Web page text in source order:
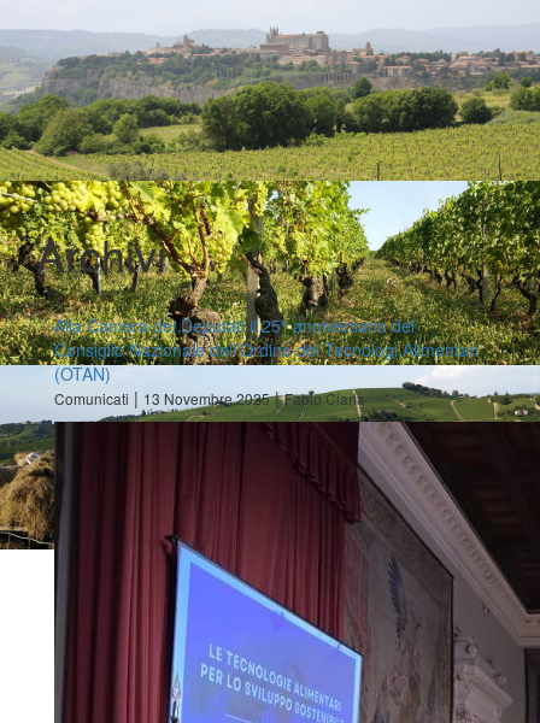
Archivi
Alla Camera dei Deputati il 25° anniversario del
Consiglio Nazionale dell’Ordine dei Tecnologi Alimentari
(OTAN)
Comunicati | 13 Novembre 2025|Fabio Ciarla